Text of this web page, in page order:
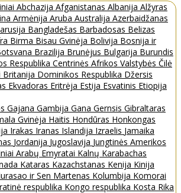
Abchazija Afganistanas Albanija Alžyras
Armėnija Aruba Australija Azerbaidžanas
Bangladešas Barbadosas Belizas
Birma Bisau Gvinėja Bolivija Bosnija ir
Brazilija Brunėjus Bulgarija Burundis
Respublika Centrinės Afrikos Valstybės Čilė
Britanija Dominikos Respublika Džersis
Ekvadoras Eritrėja Estija Esvatinis Etiopija
Gajana Gambija Gana Gernsis Gibraltaras
Gvinėja Haitis Hondūras Honkongas
Irakas Iranas Islandija Izraelis Jamaika
Jordanija Jugoslavija Jungtinės Amerikos
Arabų Emyratai Kalnų Karabachas
Kataras Kazachstanas Kenija Kinija
ir Sen Martenas Kolumbija Komorai
respublika Kongo respublika Kosta Rika